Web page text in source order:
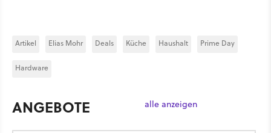
Artikel Elias Mohr Deals Küche Haushalt Prime Day
Hardware
ANGEBOTE alle anzeigen